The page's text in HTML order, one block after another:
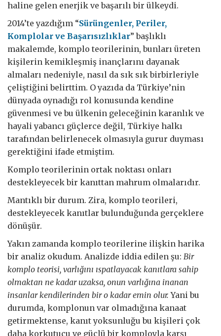
haline gelen enerjik ve başarılı bir ülkeydi.
2014’te yazdığım “Sürüngenler, Periler,
Komplolar ve Başarısızlıklar” başlıklı
makalemde, komplo teorilerinin, bunları üreten
kişilerin kemikleşmiş inançlarını dayanak
almaları nedeniyle, nasıl da sık sık birbirleriyle
çeliştiğini belirttim. O yazıda da Türkiye’nin
dünyada oynadığı rol konusunda kendine
güvenmesi ve bu ülkenin geleceğinin karanlık ve
hayali yabancı güçlerce değil, Türkiye halkı
tarafından belirlenecek olmasıyla gurur duyması
gerektiğini ifade etmiştim.
Komplo teorilerinin ortak noktası onları
destekleyecek bir kanıttan mahrum olmalarıdır.
Mantıklı bir durum. Zira, komplo teorileri,
destekleyecek kanıtlar bulunduğunda gerçeklere
dönüşür.
Yakın zamanda komplo teorilerine ilişkin harika
bir analiz okudum. Analizde iddia edilen şu: Bir
komplo teorisi, varlığını ıspatlayacak kanıtlara sahip
olmaktan ne kadar uzaksa, onun varlığına inanan
insanlar kendilerinden bir o kadar emin olur. Yani bu
durumda, komplonun var olmadığına kanaat
getirmektense, kanıt yoksunluğu bu kişileri çok
daha korkutucu ve güçlü bir komployla karşı